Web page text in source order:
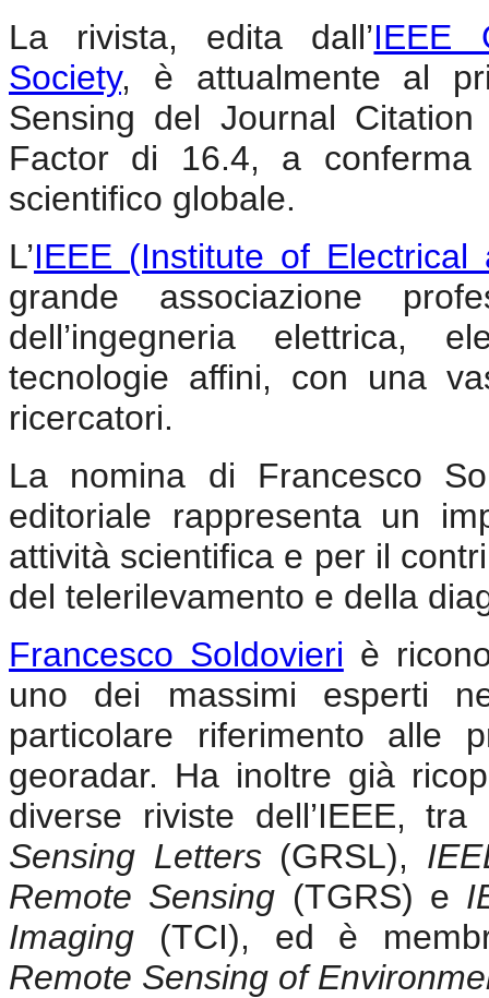
La rivista, edita dall’IEEE
Society, è attualmente al
Sensing del Journal
Factor di 16.4, a
scientifico globale.
L’IEEE (Institute of Electrical
grande associazione
dell’ingegneria elettrica,
tecnologie affini, con una
ricercatori.
La nomina di Francesco
editoriale rappresenta un
attività scientifica e per il
del telerilevamento e della
Francesco Soldovieri è
uno dei massimi esperti
particolare riferimento alle
georadar. Ha inoltre già
diverse riviste dell’IEEE,
Sensing Letters(GRSL),
Remote Sensing (TGRS) e
Imaging (TCI), ed è
Remote Sensing of